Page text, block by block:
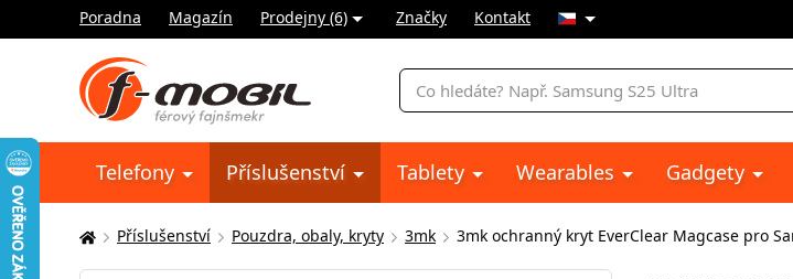
Poradna Magazín Prodejny (6) Značky Kontakt
Vyhledávání
Telefony Příslušenství Tablety Wearables Gadgety
Zde
se
Příslušenství Pouzdra, obaly, kryty 3mk 3mk ochranný kryt EverClear Magcase pro